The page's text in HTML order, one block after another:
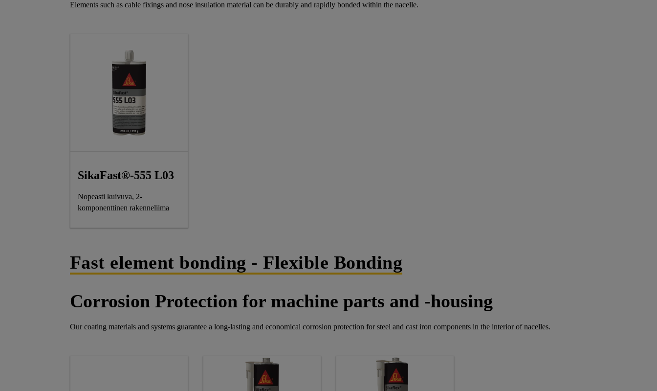
Elements such as cable fixings and nose insulation material can be durably and rapidly bonded within the nacelle.
SikaFast®-555 L03
Nopeasti kuivuva, 2-
komponenttinen rakenneliima
Fast element bonding - Flexible Bonding
Corrosion Protection for machine parts and -housing
Our coating materials and systems guarantee a long-lasting and economical corrosion protection for steel and cast iron components in the interior of nacelles.